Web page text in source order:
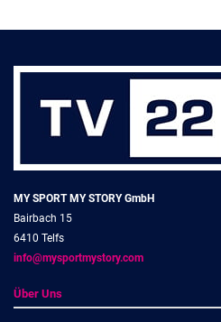
MY SPORT MY STORY GmbH
Bairbach 15
6410 Telfs
info@mysportmystory.com
Über Uns